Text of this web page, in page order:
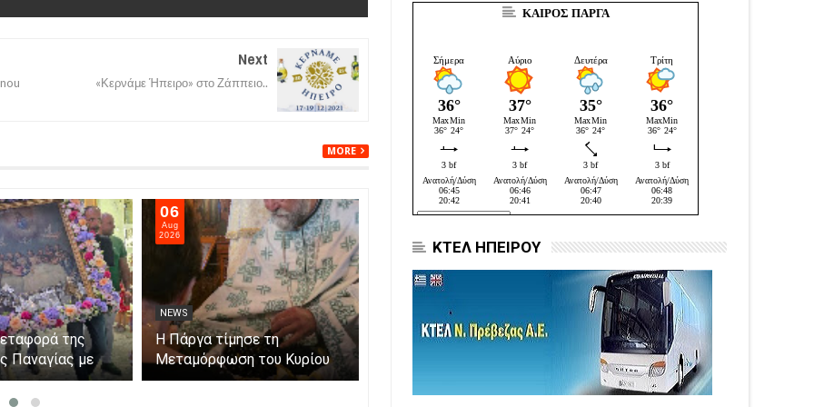
Next
«Κερνάμε Ήπειρο» στο Ζάππειο..
MORE
της
Παναγίας με
νησάκι.
06
Aug
2026
NEWS
Η Πάργα τίμησε τη
Μεταμόρφωση του Κυρίου
Η Καινοτομία στα ταξίδια
05
NEWS
Άνοιξε η πλατφόρμα
myAGRO για τις αγροτικές
ενισχύσεις 2026 – Πώς
υποβάλλεται η Ενιαία
ΚΑΙΡΟΣ ΠΑΡΓΑ
ΚΤΕΛ ΗΠΕΙΡΟΥ